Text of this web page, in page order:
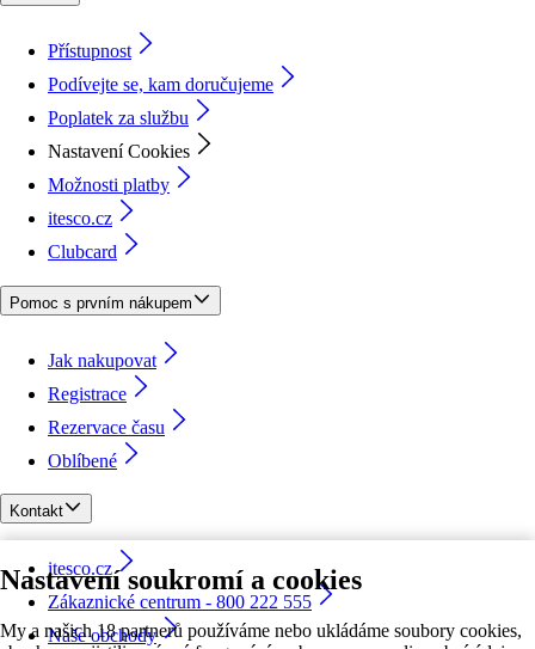
Nastavení soukromí a cookies
My a našich 18 partnerů používáme nebo ukládáme soubory cookies,
Přístupnost
Podívejte se, kam doručujeme
Poplatek za službu
Nastavení Cookies
Možnosti platby
itesco.cz
Clubcard
Pomoc s prvním nákupem
Jak nakupovat
Registrace
Rezervace času
Oblíbené
Kontakt
itesco.cz
Zákaznické centrum - 800 222 555
Naše obchody